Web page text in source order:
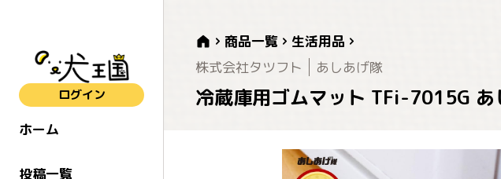
ログイン
ホーム
投稿一覧
商品一覧
生活用品
株式会社タツフト
あしあげ隊
冷蔵庫用ゴムマット TFi-7015G あ